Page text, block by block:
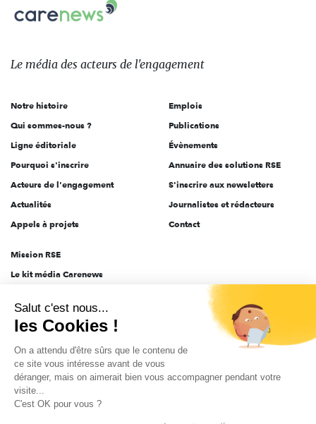
sur:
Carenews,
Le
des
l'engagement
Le média des acteurs de l'engagement
Notre histoire
Qui sommes-nous ?
Ligne éditoriale
Pourquoi s'inscrire
Acteurs de l'engagement
Actualités
Appels à projets
Emplois
Publications
Évènements
Annuaire des solutions RSE
S'inscrire aux newsletters
Journalistes et rédacteurs
Contact
Mission RSE
Le kit média Carenews
AEF info
Novethic
PRODURABLE
Inclusiv Day
Salut c'est nous...
les Cookies !
On a attendu d'être sûrs que le contenu de
ce site vous intéresse avant de vous
déranger, mais on aimerait bien vous accompagner pendant votre
visite...
C'est OK pour vous ?